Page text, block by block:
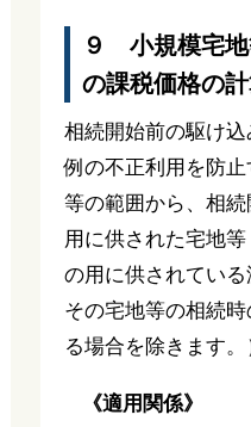
９ 小規模宅地
の課税価格の
相続開始前の駆け
例の不正利用を防
等の範囲から、相
用に供された宅地
の用に供されている
その宅地等の相続
る場合を除きます。
《適用関係》